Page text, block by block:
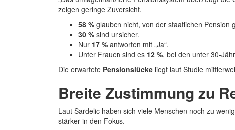
zeigen geringe Zuversicht.
58 % glauben nicht, von der staatlichen Pension
30 % sind unsicher.
Nur 17 % antworten mit „Ja“.
Unter Frauen sind es 12 %, bei den unter
Die erwartete Pensionslücke liegt laut Studie
Breite Zustimmung zu
Laut Sardelic haben sich viele Menschen noch zu
stärker in den Fokus.